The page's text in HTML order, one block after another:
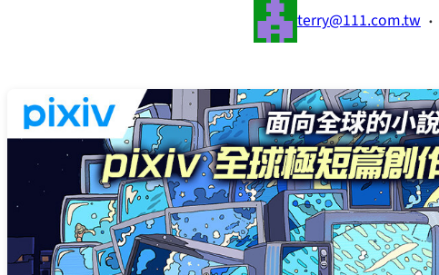
terry@111.com.tw ·